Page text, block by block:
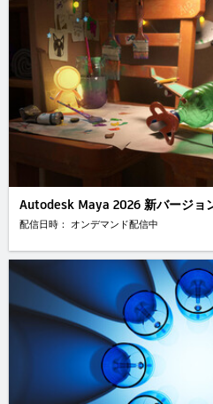
Autodesk Maya 2026 新バージョ
配信日時： オンデマンド配信中